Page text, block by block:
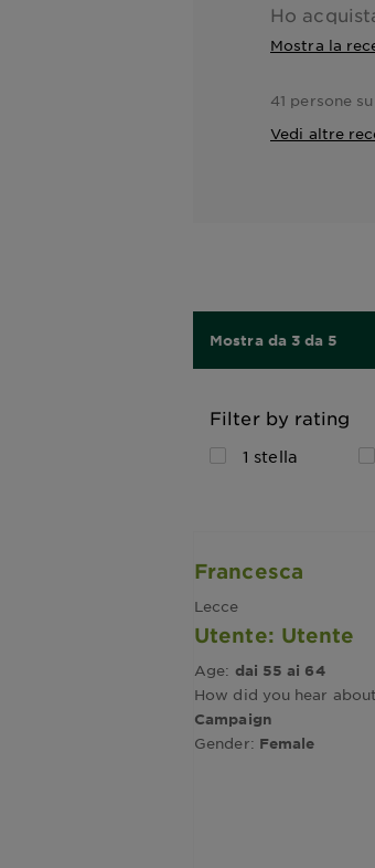
Mostra la
41 persone
Vedi altre
Mostra da 3 da 5
Filter by rating
1 stella
Francesca
Lecce
Utente: Utente
Age: dai 55 ai 64
How did you hear
Campaign
Gender: Female